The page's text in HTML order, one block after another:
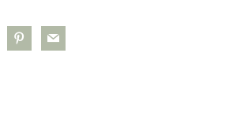
pinterest
mail